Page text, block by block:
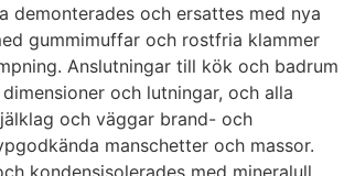
demonterades och ersattes med nya
gummimuffar och rostfria klammer
Anslutningar till kök och badrum
och lutningar, och alla
och väggar brand- och
manschetter och massor.